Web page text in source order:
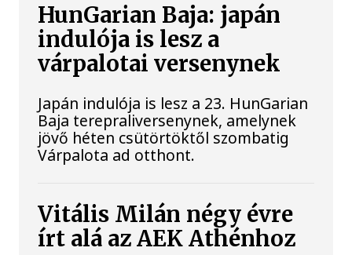
HunGarian Baja: japán
indulója is lesz a
várpalotai versenynek
Japán indulója is lesz a 23. HunGarian
Baja terepraliversenynek, amelynek
jövő héten csütörtöktől szombatig
Várpalota ad otthont.
Vitális Milán négy évre
írt alá az AEK Athénhoz